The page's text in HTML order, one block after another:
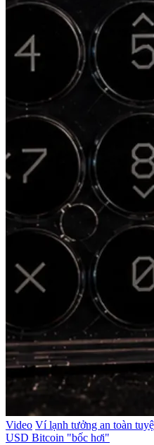
Video Ví lạnh tưởng an toàn
USD Bitcoin "bốc hơi"